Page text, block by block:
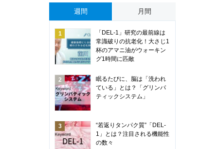
週間 月間
「DEL-1」研究の最前線は
常識破りの抗老化！大さじ1
杯のアマニ油がウォーキン
グ1時間に匹敵
眠るたびに、脳は「洗われ
ている」とは？「グリンパ
ティックシステム」
“若返りタンパク質”「DEL-
1」とは？注目される機能性
の数々